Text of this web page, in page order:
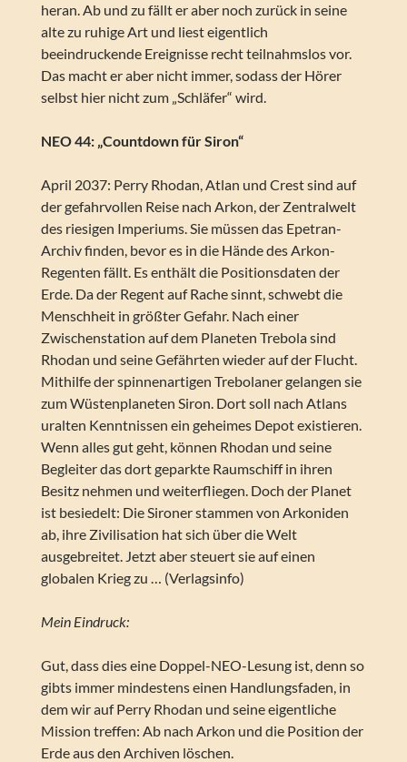
heran. Ab und zu fällt er aber noch zurück in seine
alte zu ruhige Art und liest eigentlich
beeindruckende Ereignisse recht teilnahmslos vor.
Das macht er aber nicht immer, sodass der Hörer
selbst hier nicht zum „Schläfer“ wird.
NEO 44: „Countdown für Siron“
April 2037: Perry Rhodan, Atlan und Crest sind auf
der gefahrvollen Reise nach Arkon, der Zentralwelt
des riesigen Imperiums. Sie müssen das Epetran-
Archiv finden, bevor es in die Hände des Arkon-
Regenten fällt. Es enthält die Positionsdaten der
Erde. Da der Regent auf Rache sinnt, schwebt die
Menschheit in größter Gefahr. Nach einer
Zwischenstation auf dem Planeten Trebola sind
Rhodan und seine Gefährten wieder auf der Flucht.
Mithilfe der spinnenartigen Trebolaner gelangen sie
zum Wüstenplaneten Siron. Dort soll nach Atlans
uralten Kenntnissen ein geheimes Depot existieren.
Wenn alles gut geht, können Rhodan und seine
Begleiter das dort geparkte Raumschiff in ihren
Besitz nehmen und weiterfliegen. Doch der Planet
ist besiedelt: Die Sironer stammen von Arkoniden
ab, ihre Zivilisation hat sich über die Welt
ausgebreitet. Jetzt aber steuert sie auf einen
globalen Krieg zu … (Verlagsinfo)
Mein Eindruck:
Gut, dass dies eine Doppel-NEO-Lesung ist, denn so
gibts immer mindestens einen Handlungsfaden, in
dem wir auf Perry Rhodan und seine eigentliche
Mission treffen: Ab nach Arkon und die Position der
Erde aus den Archiven löschen.